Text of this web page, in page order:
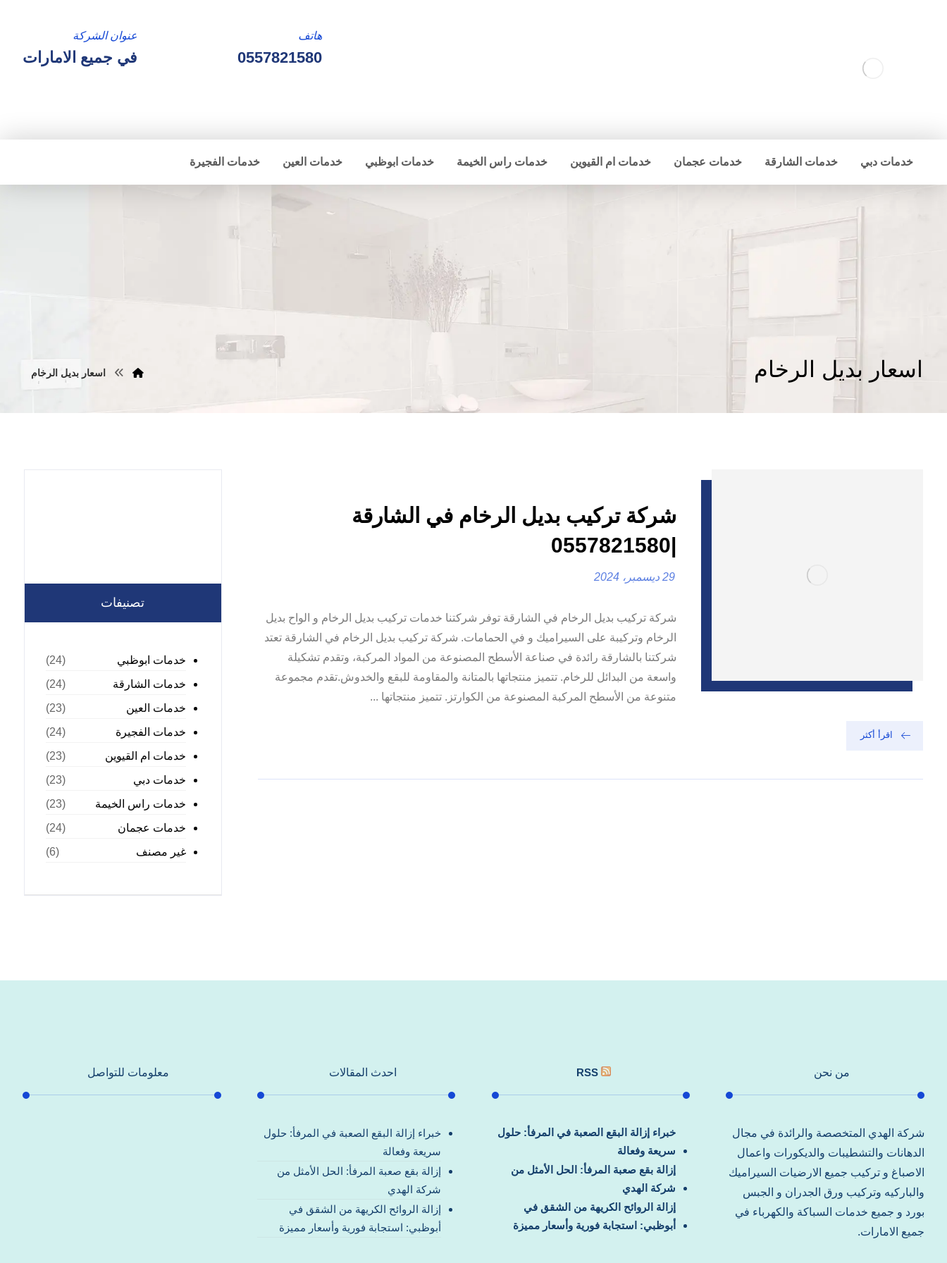
عنوان الشركة
في جميع الامارات
هاتف
0557821580
خدمات دبي خدمات الشارقة خدمات عجمان خدمات ام القيوين خدمات راس الخيمة خدمات ابوظبي خدمات العين خدمات الفجيرة
اسعار بديل الرخام اسعار بديل الرخام
شركة تركيب بديل الرخام في الشارقة
|0557821580
29 ديسمبر، 2024
شركة تركيب بديل الرخام في الشارقة توفر شركتنا خدمات تركيب بديل الرخام و الواح بديل
الرخام وتركيبة على السيراميك و في الحمامات. شركة تركيب بديل الرخام في الشارقة تعتد
شركتنا بالشارقة رائدة في صناعة الأسطح المصنوعة من المواد المركبة، وتقدم تشكيلة
واسعة من البدائل للرخام. تتميز منتجاتها بالمتانة والمقاومة للبقع والخدوش.تقدم مجموعة
متنوعة من الأسطح المركبة المصنوعة من الكوارتز. تتميز منتجاتها ...
اقرأ أكثر
تصنيفات
خدمات ابوظبي
(24)
خدمات الشارقة
(24)
خدمات العين
(23)
خدمات الفجيرة
(24)
خدمات ام القيوين
(23)
خدمات دبي
(23)
خدمات راس الخيمة
(23)
خدمات عجمان
(24)
غير مصنف
(6)
من نحن
شركة الهدي المتخصصة والرائدة في مجال
الدهانات والتشطيبات والديكورات واعمال
الاصباغ و تركيب جميع الارضيات السيراميك
والباركيه وتركيب ورق الجدران و الجبس
بورد و جميع خدمات السباكة والكهرباء في
جميع الامارات.
RSS
خبراء إزالة البقع الصعبة في المرفأ: حلول
سريعة وفعالة
إزالة بقع صعبة المرفأ: الحل الأمثل من
شركة الهدي
إزالة الروائح الكريهة من الشقق في
أبوظبي: استجابة فورية وأسعار مميزة
احدث المقالات
خبراء إزالة البقع الصعبة في المرفأ: حلول
سريعة وفعالة
إزالة بقع صعبة المرفأ: الحل الأمثل من
شركة الهدي
إزالة الروائح الكريهة من الشقق في
أبوظبي: استجابة فورية وأسعار مميزة
معلومات للتواصل